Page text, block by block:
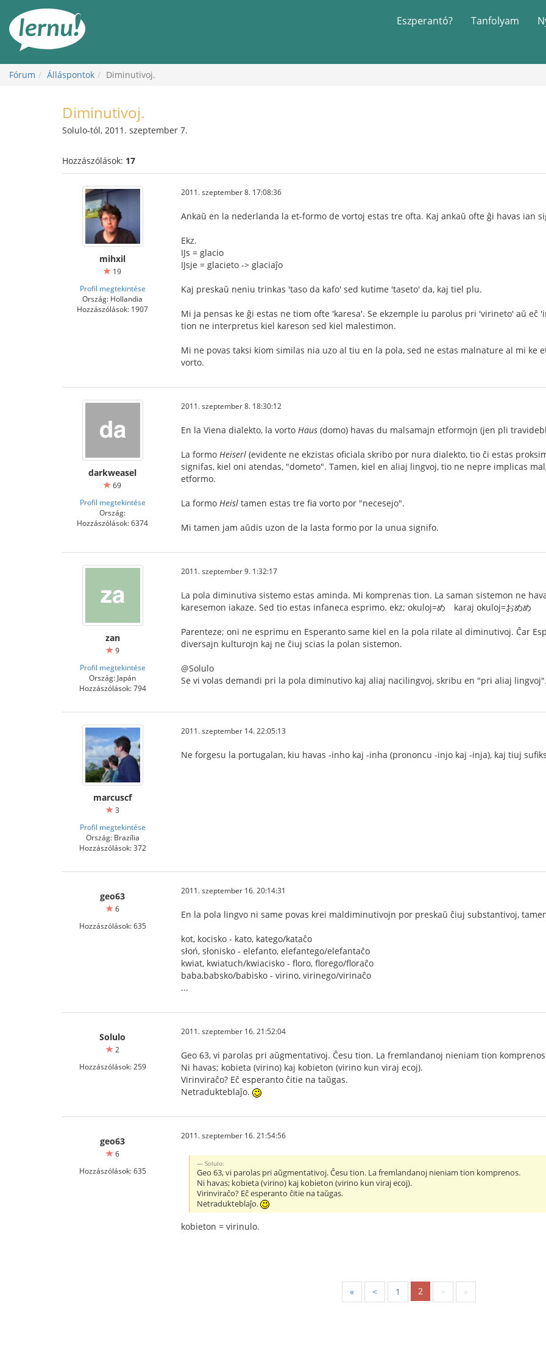
Eszperantó? Tanfolyam
Fórum Álláspontok Diminutivoj.
Diminutivoj.
Solulo-tól, 2011. szeptember 7.
Hozzászólások: 17
mihxil
19
Profil megtekintése
Ország: Hollandia
Hozzászólások: 1907
2011. szeptember 8. 17:08:36
Ankaŭ en la nederlanda la et-formo de vortoj estas tre ofta. Kaj ankaŭ ofte ĝi havas ian
Ekz.
IJs = glacio
IJsje = glacieto -> glaciaĵo
Kaj preskaŭ neniu trinkas 'taso da kafo' sed kutime 'taseto' da, kaj tiel plu.
Mi ja pensas ke ĝi estas ne tiom ofte 'karesa'. Se ekzemple iu parolus pri 'virineto' aŭ
tion ne interpretus kiel kareson sed kiel malestimon.
Mi ne povas taksi kiom similas nia uzo al tiu en la pola, sed ne estas malnature al mi ke
vorto.
darkweasel
69
Profil megtekintése
Ország:
Hozzászólások: 6374
2011. szeptember 8. 18:30:12
En la Viena dialekto, la vorto Haus (domo) havas du malsamajn etformojn (jen pli
La formo Heiserl (evidente ne ekzistas oficiala skribo por nura dialekto, tio ĉi estas
signifas, kiel oni atendas, "dometo". Tamen, kiel en aliaj lingvoj, tio ne nepre implicas
etformo.
La formo Heisl tamen estas tre fia vorto por "necesejo".
Mi tamen jam aŭdis uzon de la lasta formo por la unua signifo.
zan
9
Profil megtekintése
Ország: Japán
Hozzászólások: 794
2011. szeptember 9. 1:32:17
La pola diminutiva sistemo estas aminda. Mi komprenas tion. La saman sistemon ne
karesemon iakaze. Sed tio estas infaneca esprimo. ekz; okuloj=め karaj okuloj=おめめ
Parenteze; oni ne esprimu en Esperanto same kiel en la pola rilate al diminutivoj. Ĉar
diversajn kulturojn kaj ne ĉiuj scias la polan sistemon.
@Solulo
Se vi volas demandi pri la pola diminutivo kaj aliaj nacilingvoj, skribu en "pri aliaj lingvoj".
marcuscf
3
Profil megtekintése
Ország: Brazília
Hozzászólások: 372
2011. szeptember 14. 22:05:13
Ne forgesu la portugalan, kiu havas -inho kaj -inha (prononcu -injo kaj -inja), kaj tiuj
geo63
6
Hozzászólások: 635
2011. szeptember 16. 20:14:31
En la pola lingvo ni same povas krei maldiminutivojn por preskaŭ ĉiuj substantivoj,
kot, kocisko - kato, katego/kataĉo
słoń, słonisko - elefanto, elefantego/elefantaĉo
kwiat, kwiatuch/kwiacisko - floro, florego/floraĉo
baba,babsko/babisko - virino, virinego/virinaĉo
...
Solulo
2
Hozzászólások: 259
2011. szeptember 16. 21:52:04
Geo 63, vi parolas pri aŭgmentativoj. Ĉesu tion. La fremlandanoj nieniam tion
Ni havas; kobieta (virino) kaj kobieton (virino kun viraj ecoj).
Virinviraĉo? Eĉ esperanto ĉitie na taŭgas.
Netradukteblaĵo.
geo63
6
Hozzászólások: 635
2011. szeptember 16. 21:54:56
Solulo:
Geo 63, vi parolas pri aŭgmentativoj. Ĉesu tion. La fremlandanoj nieniam tion komprenos.
Ni havas; kobieta (virino) kaj kobieton (virino kun viraj ecoj).
Virinviraĉo? Eĉ esperanto ĉitie na taŭgas.
Netradukteblaĵo.
kobieton = virinulo.
« < 1 2 > »